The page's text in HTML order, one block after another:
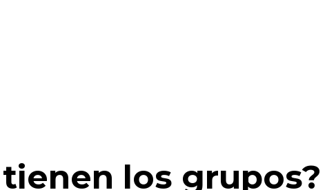
los grupos?